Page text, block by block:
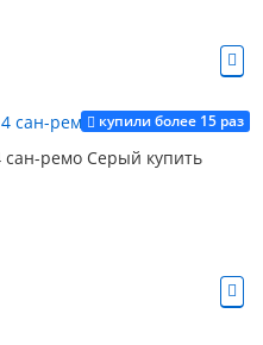
купили более 15 раз
сан-ремо Серый купить